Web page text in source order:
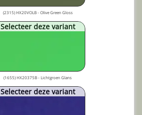
(2315) HX20VOLB - Olive Green Gloss
Selecteer deze variant
(1655) HX20375B - Lichtgroen Glans
Selecteer deze variant